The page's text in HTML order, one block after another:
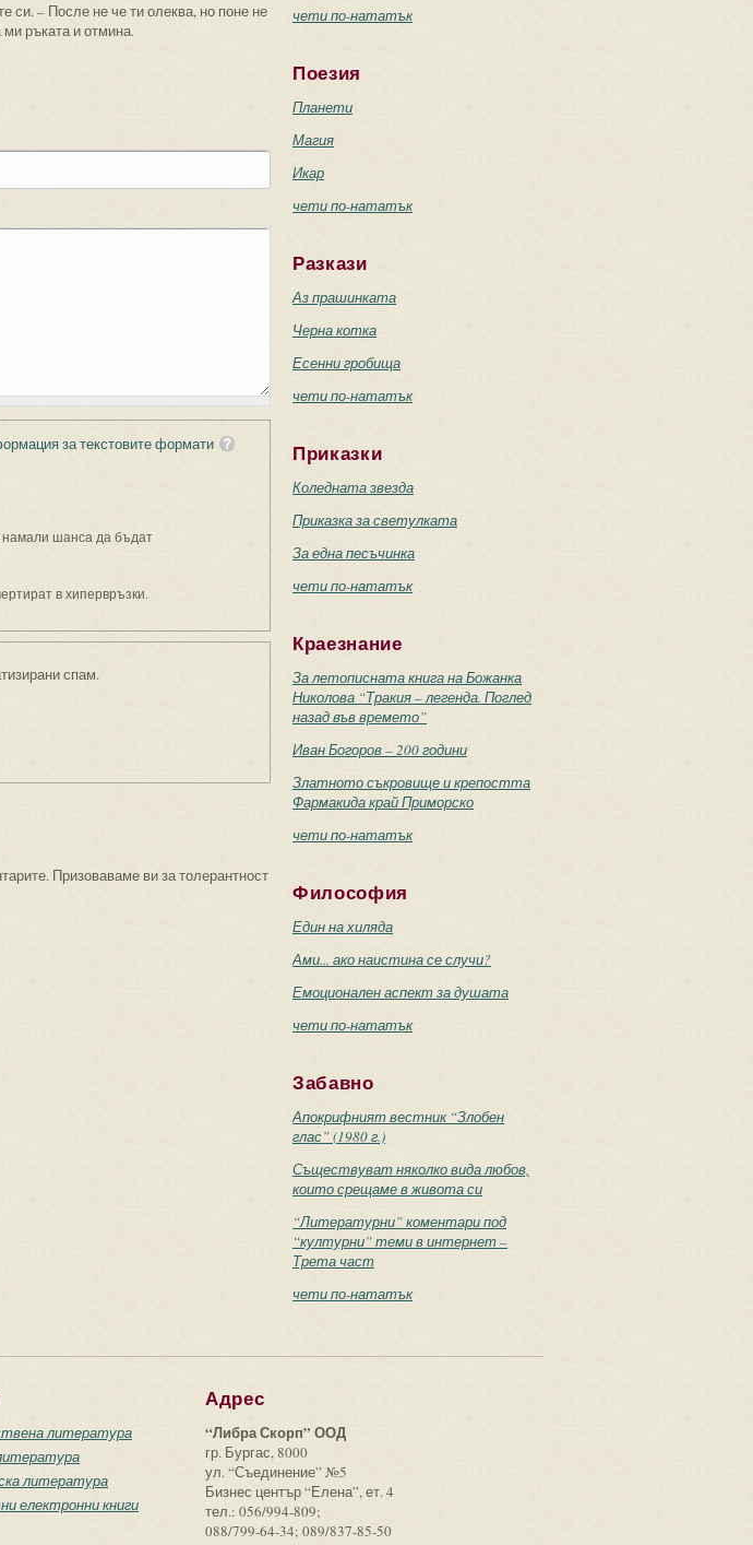
си. – После не че ти олеква, но поне не
ръката и отмина.
за текстовите формати
намали шанса да бъдат
в хипервръзки.
спам.
Призоваваме ви за толерантност
чети по-нататък
Поезия
Планети
Магия
Икар
чети по-нататък
Разкази
Аз прашинката
Черна котка
Есенни гробища
чети по-нататък
Приказки
Коледната звезда
Приказка за светулката
За една песъчинка
чети по-нататък
Краезнание
За летописната книга на Божанка
Николова “Тракия – легенда. Поглед
назад във времето”
Иван Богоров – 200 години
Златното съкровище и крепостта
Фармакида край Приморско
чети по-нататък
Философия
Един на хиляда
Ами... ако наистина се случи?
Емоционален аспект за душата
чети по-нататък
Забавно
Апокрифният вестник “Злобен
глас” (1980 г.)
Съществуват няколко вида любов,
които срещаме в живота си
“Литературни” коментари под
“културни” теми в интернет –
Трета част
чети по-нататък
литература
литература
електронни книги
Адрес
“Либра Скорп” ООД
гр. Бургас, 8000
ул. “Съединение” №5
Бизнес център “Елена”, ет. 4
тел.: 056/994-809;
088/799-64-34; 089/837-85-50